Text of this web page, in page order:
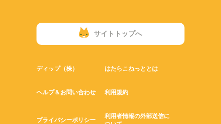
サイトトップへ
ディップ（株） はたらこねっととは
ヘルプ＆お問い合わせ 利用規約
プライバシーポリシー
利用者情報の外部送信に